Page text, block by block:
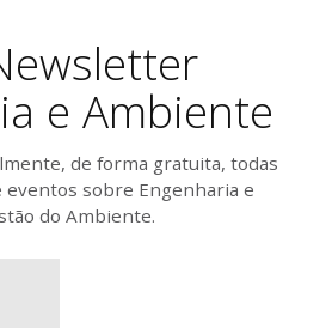
e Ambiente
de forma gratuita, todas
eventos sobre Engenharia e
do Ambiente.